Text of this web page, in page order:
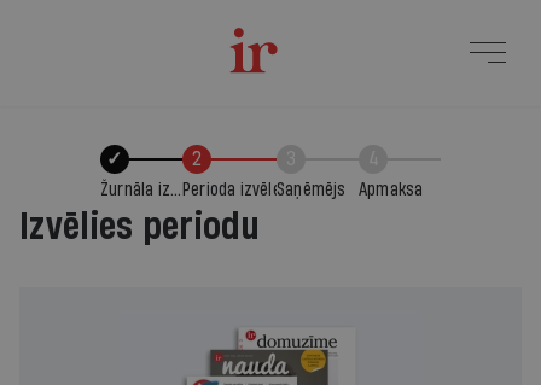
✓
Žurnāla izvēle
2
Perioda izvēleSaņēmējs Apmaksa
Izvēlies periodu